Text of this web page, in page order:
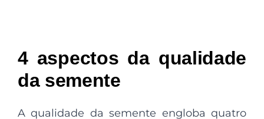
4 aspectos da qualidade
da semente
A qualidade da semente engloba quatro